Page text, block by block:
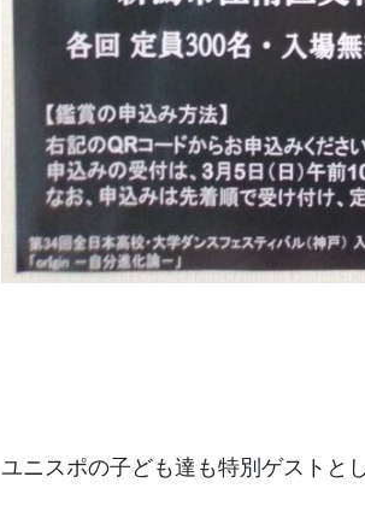
ユニスポの子ども達も特別ゲストと